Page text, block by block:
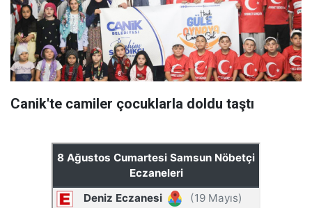
Canik'te camiler çocuklarla doldu taştı